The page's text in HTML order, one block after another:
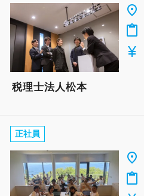
place
content_paste
currency_yen
税理士法人松本
正社員
place
content_paste